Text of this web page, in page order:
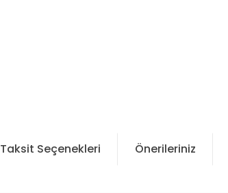
Taksit Seçenekleri Önerileriniz